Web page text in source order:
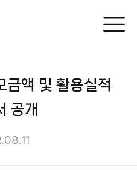
액 및 활용실적
공개